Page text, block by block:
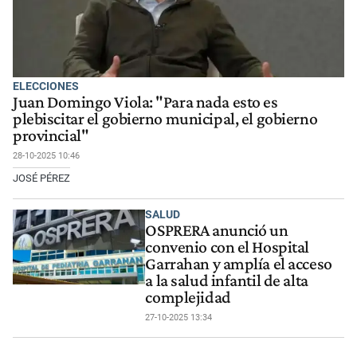
ELECCIONES
Juan Domingo Viola: "Para nada esto es
plebiscitar el gobierno municipal, el gobierno
provincial"
28-10-2025 10:46
JOSÉ PÉREZ
SALUD
OSPRERA anunció un
convenio con el Hospital
Garrahan y amplía el acceso
a la salud infantil de alta
complejidad
27-10-2025 13:34